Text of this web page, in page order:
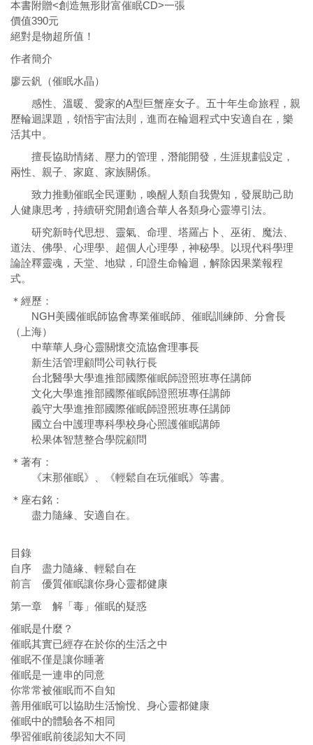
本書附贈<創造無形財富催眠CD>一張
價值390元
絕對是物超所值！
作者簡介
廖云釩（催眠水晶）
感性、溫暖、愛家的A型巨蟹座女子。五十年生命旅程，親
歷輪迴課題，領悟宇宙法則，進而在輪迴程式中安適自在，樂
活其中。
擅長協助情緒、壓力的管理，潛能開發，生涯規劃設定，
兩性、親子、家庭、家族關係。
致力推動催眠全民運動，喚醒人類自我覺知，發展助己助
人健康思考，持續研究開創適合華人各類身心靈導引法。
研究新時代思想、靈氣、命理、塔羅占卜、巫術、魔法、
道法、佛學、心理學、超個人心理學，神秘學。以現代科學理
論詮釋靈魂，天堂、地獄，印證生命輪迴，解除因果業報程
式。
＊經歷：
NGH美國催眠師協會專業催眠師、催眠訓練師、分會長
（上海）
中華華人身心靈關懷交流協會理事長
新生活管理顧問公司執行長
台北醫學大學進推部國際催眠師證照班專任講師
文化大學進推部國際催眠師證照班專任講師
義守大學進推部國際催眠師證照班專任講師
國立台中護理專科學校身心照護催眠講師
松果体智慧整合學院顧問
＊著有：
《末那催眠》、《輕鬆自在玩催眠》等書。
＊座右銘：
盡力隨緣、安適自在。
目錄
自序 盡力隨緣、輕鬆自在
前言 優質催眠讓你身心靈都健康
第一章 解「毒」催眠的疑惑
催眠是什麼？
催眠其實已經存在於你的生活之中
催眠不僅是讓你睡著
催眠是一連串的同意
你常常被催眠而不自知
善用催眠可以協助生活愉悅、身心靈都健康
催眠中的體驗各不相同
學習催眠前後認知大不同